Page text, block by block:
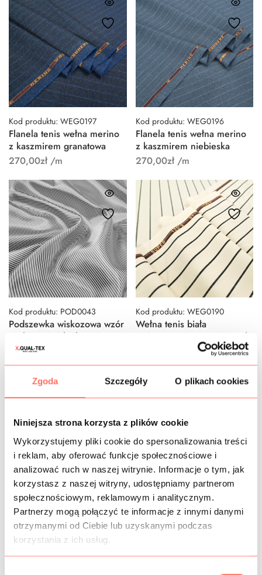
Zgoda Szczegóły O plikach cookies
Niniejsza strona korzysta z plików cookie
Wykorzystujemy pliki cookie do spersonalizowania treści
i reklam, aby oferować funkcje społecznościowe i
analizować ruch w naszej witrynie. Informacje o tym, jak
korzystasz z naszej witryny, udostępniamy partnerom
społecznościowym, reklamowym i analitycznym.
Partnerzy mogą połączyć te informacje z innymi danymi
otrzymanymi od Ciebie lub uzyskanymi podczas
korzystania z ich usług.
Kod produktu: WEG0197
Flanela tenis wełna merino
z kaszmirem granatowa
270,00zł/m
Kod produktu: WEG0196
Flanela tenis wełna merino
z kaszmirem niebieska
270,00zł/m
Kod produktu: POD0043
Podszewka wiskozowa wzór
paski szare i białe
34,00zł/m
Kod produktu: WEG0190
Wełna tenis biała
śmietanowa w czarne prążki
Kod produktu: BAD0180
Bawełna zielona wzór białe
liście i pasy na bokach
160,00zł/m
Kod produktu: JED0925
Jedwab z połyskiem
elastyczny pomarańczowy
295,00zł/m